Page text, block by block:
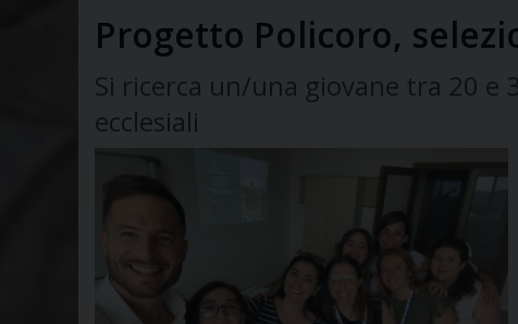
Progetto Policoro,
Si ricerca un/una giovane tra 20 e
ecclesiali